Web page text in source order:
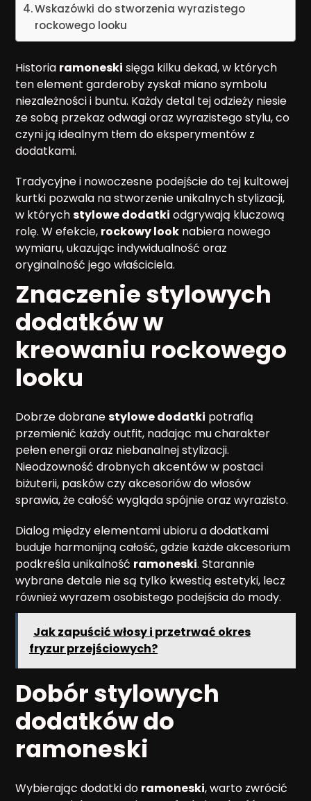
Wskazówki do stworzenia wyrazistego
rockowego looku
Historia ramoneski sięga kilku dekad, w których
ten element garderoby zyskał miano symbolu
niezależności i buntu. Każdy detal tej odzieży niesie
ze sobą przekaz odwagi oraz wyrazistego stylu, co
czyni ją idealnym tłem do eksperymentów z
dodatkami.
Tradycyjne i nowoczesne podejście do tej kultowej
kurtki pozwala na stworzenie unikalnych stylizacji,
w którychstylowe dodatki odgrywają kluczową
rolę. W efekcie, rockowy look nabiera nowego
wymiaru, ukazując indywidualność oraz
oryginalność jego właściciela.
Znaczeniestylowych
dodatkóww
kreowaniu rockowego
looku
Dobrze dobranestylowe dodatki potrafią
przemienić każdy outfit, nadając mu charakter
pełen energii oraz niebanalnej stylizacji.
Nieodzowność drobnych akcentów w postaci
biżuterii, pasków czy akcesoriów do włosów
sprawia, że całość wygląda spójnie oraz wyrazisto.
Dialog między elementami ubioru a dodatkami
buduje harmonijną całość, gdzie każde akcesorium
podkreśla unikalność ramoneski. Starannie
wybrane detale nie są tylko kwestią estetyki, lecz
również wyrazem osobistego podejścia do mody.
Jak zapuścić włosy i przetrwać okres
fryzur przejściowych?
Dobórstylowych
dodatkówdo
ramoneski
Wybierając dodatki do ramoneski, warto zwrócić